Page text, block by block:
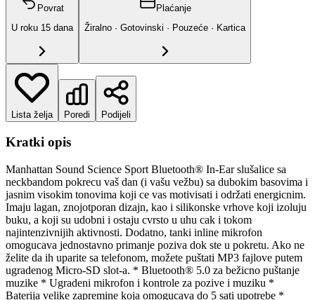
Povrat
U roku 15 dana
Plaćanje
Žiralno · Gotovinski · Pouzeće · Kartica
Lista želja Poredi Podijeli
Kratki opis
Manhattan Sound Science Sport Bluetooth® In-Ear slušalice sa
neckbandom pokrecu vaš dan (i vašu vežbu) sa dubokim basovima i
jasnim visokim tonovima koji ce vas motivisati i održati energicnim.
Imaju lagan, znojotporan dizajn, kao i silikonske vrhove koji izoluju
buku, a koji su udobni i ostaju cvrsto u uhu cak i tokom
najintenzivnijih aktivnosti. Dodatno, tanki inline mikrofon
omogucava jednostavno primanje poziva dok ste u pokretu. Ako ne
želite da ih uparite sa telefonom, možete puštati MP3 fajlove putem
ugradenog Micro-SD slot-a. * Bluetooth® 5.0 za bežicno puštanje
muzike * Ugradeni mikrofon i kontrole za pozive i muziku *
Baterija velike zapremine koja omogucava do 5 sati upotrebe *